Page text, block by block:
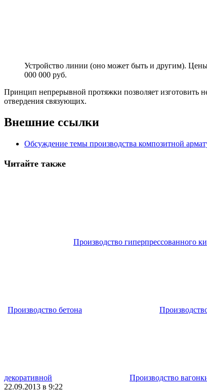
Устройство линии (оно может быть и другим).
000 000 руб.
Принцип непрерывной протяжки позволяет изготовить
отвердения связующих.
Внешние ссылки
Обсуждение темы производства композитной
Читайте также
Производство гиперпрессованного
Производство бетона
декоративной
Производство
22.09.2013 в 9:22